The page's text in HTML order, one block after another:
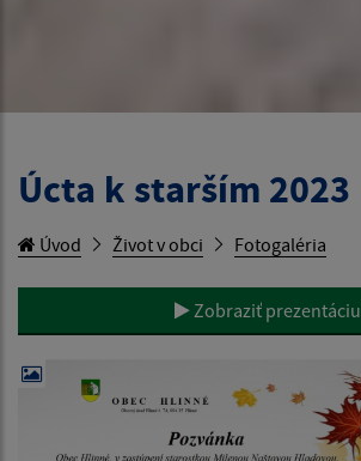
Úcta k starším 2023
Úvod Život v obci Fotogaléria
Zobraziť prezentáciu